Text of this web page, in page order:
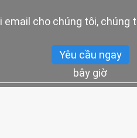
email cho chúng tôi, chúng
Yêu cầu ngay
bây giờ